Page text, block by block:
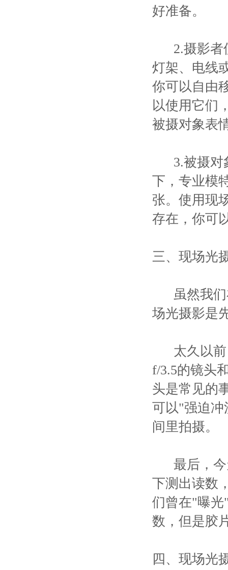
好准备。
2.摄影者
灯架、电线
你可以自由
以使用它们
被摄对象表
3.被摄对
下，专业模
张。使用现
存在，你可
三、现场光
虽然我们
场光摄影是
太久以前
f/3.5的镜头
头是常见的
可以"强迫冲
间里拍摄。
最后，今
下测出读数
们曾在"曝光
数，但是胶
四、现场光